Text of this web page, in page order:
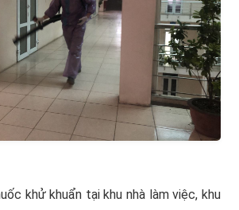
khử khuẩn tại khu nhà làm việc, khu